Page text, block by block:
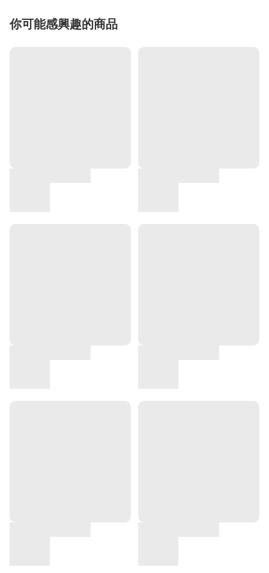
你可能感興趣的商品